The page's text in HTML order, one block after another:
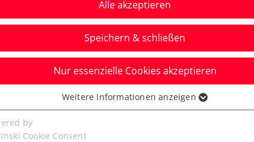
durch
Alle akzeptieren
Speichern & schließen
Nur essenzielle Cookies akzeptieren
Cookies werden für grundlegende Funktionen der
benötigt. Dadurch ist gewährleistet, dass die Webseite
Weitere Informationen anzeigen
by
Cookie Consent